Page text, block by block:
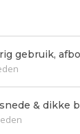
gebruik,
& dikke